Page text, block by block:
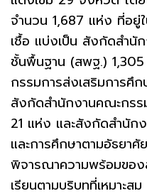
จำนวน 1,687 แห่ง ที่อยู่
เชื้อ แบ่งเป็น สังกัดสำนั
ชั้นพื้นฐาน (สพฐ.)
กรรมการส่งเสริมการศึก
สังกัดสำนักงานคณะกรร
21 แห่ง และสังกัดสำนัก
และการศึกษาตามอัธยา
พิจารณาความพร้อมของ
เรียนตามบริบทที่เหมาะสม